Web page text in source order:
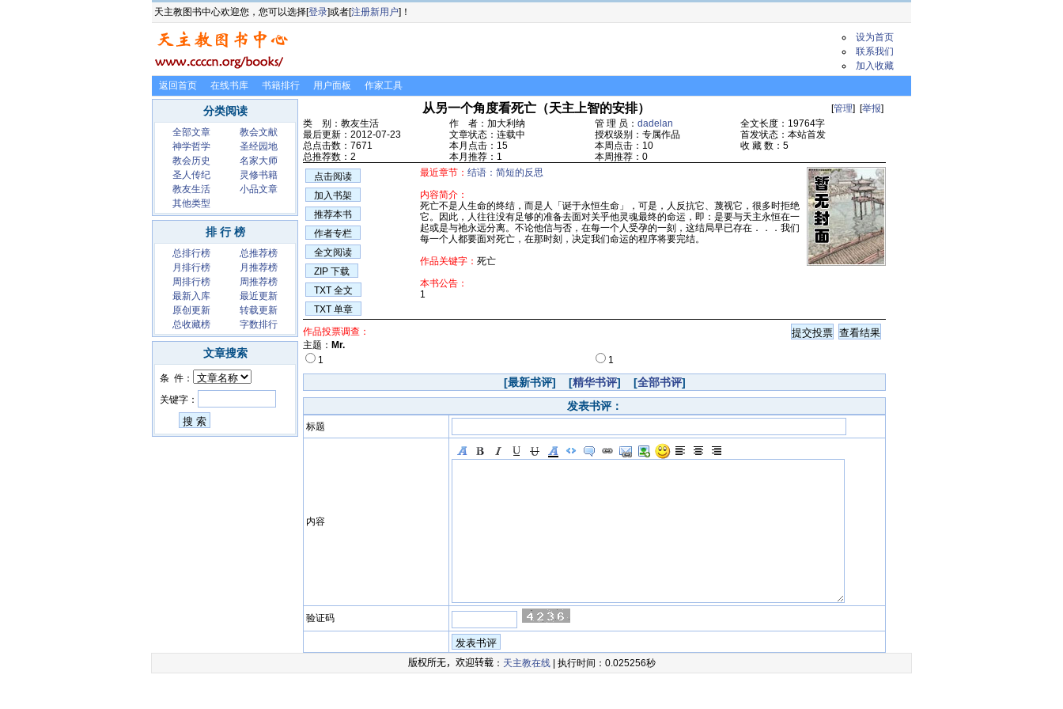
天主教图书中心欢迎您，您可以选择[登录]或者[注册新用户]！
设为首页
联系我们
加入收藏
返回首页
在线书库 书籍排行 用户面板 作家工具
分类阅读
全部文章
教会文献
神学哲学
圣经园地
教会历史
名家大师
圣人传纪
灵修书籍
教友生活
小品文章
其他类型
排 行 榜
总排行榜
总推荐榜
月排行榜
月推荐榜
周排行榜
周推荐榜
最新入库
最近更新
原创更新
转载更新
总收藏榜
字数排行
文章搜索
条 件：
关键字：
从另一个角度看死亡（天主上智的安排） [管理] [举报]
类 别：教友生活
作 者：加大利纳 管 理 员： dadelan
全文长度：19764字
最后更新：2012-07-23
文章状态：连载中 授权级别：专属作品
首发状态：本站首发
总点击数：7671
本月点击：15 本周点击：10
收 藏 数：5
总推荐数：2
本月推荐：1
本周推荐：0
点击阅读
加入书架
推荐本书
作者专栏
全文阅读
ZIP 下载
TXT 全文
TXT 单章
最近章节： 结语：简短的反思
内容简介：
死亡不是人生命的终结，而是人「诞于永恒生命」，可是，人反抗它、蔑视它，很多时拒绝
它。因此，人往往没有足够的准备去面对关乎他灵魂最终的命运，即：是要与天主永恒在一
起或是与祂永远分离。不论他信与否，在每一个人受孕的一刻，这结局早已存在．．．我们
每一个人都要面对死亡，在那时刻，决定我们命运的程序将要完结。
作品关键字： 死亡
本书公告：
1
作品投票调查：
主题： Mr.
1
1
[最新书评] [精华书评] [全部书评]
发表书评：
标题
内容
验证码
版权所无，欢迎转载： 天主教在线| 执行时间：0.025256秒